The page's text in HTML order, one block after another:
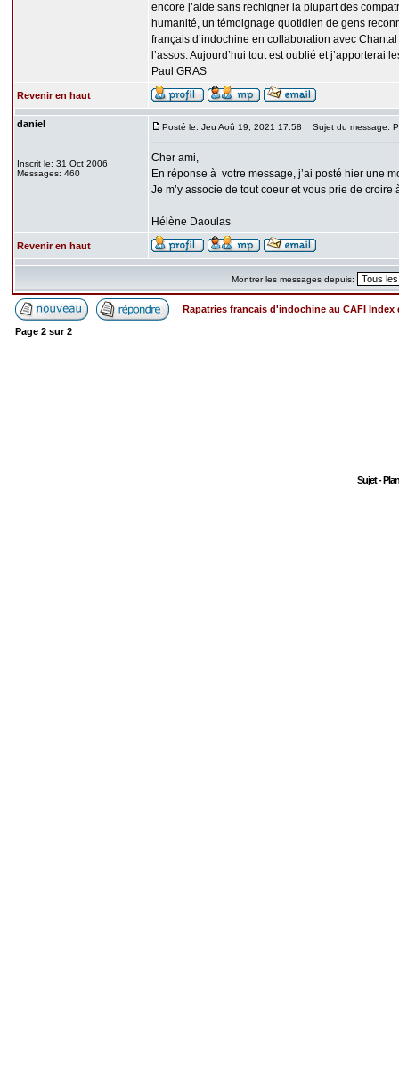
encore j’aide sans rechigner la plupart des
humanité, un témoignage quotidien de gens
français d’indochine en collaboration avec
l’assos. Aujourd’hui tout est oublié et j’apporterai
Paul GRAS
Revenir en haut
daniel
Inscrit le: 31 Oct 2006
Messages: 460
Posté le: Jeu Aoû 19, 2021 17:58 Sujet du message:
Cher ami,
En réponse à votre message, j’ai posté hier une
Je m’y associe de tout coeur et vous prie de
Hélène Daoulas
Revenir en haut
Montrer les messages depuis:
Rapatries francais d'indochine au CAFI Index
Page 2 sur2
Sujet -